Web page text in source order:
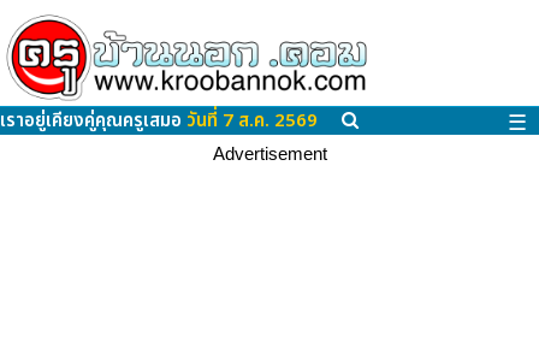
เราอยู่เคียงคู่คุณครูเสมอ วันที่ 7 ส.ค. 2569 ☰
Advertisement